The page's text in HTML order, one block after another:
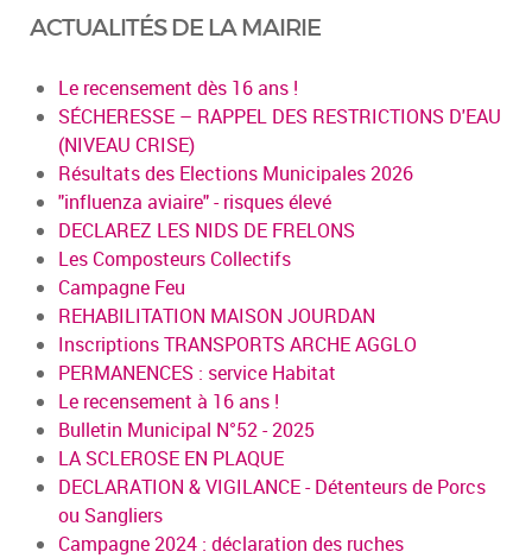
ACTUALITÉS DE LA MAIRIE
Le recensement dès 16 ans !
SÉCHERESSE – RAPPEL DES RESTRICTIONS D'EAU
(NIVEAU CRISE)
Résultats des Elections Municipales 2026
"influenza aviaire" - risques élevé
DECLAREZ LES NIDS DE FRELONS
Les Composteurs Collectifs
Campagne Feu
REHABILITATION MAISON JOURDAN
Inscriptions TRANSPORTS ARCHE AGGLO
PERMANENCES : service Habitat
Le recensement à 16 ans !
Bulletin Municipal N°52 - 2025
LA SCLEROSE EN PLAQUE
DECLARATION & VIGILANCE - Détenteurs de Porcs
ou Sangliers
Campagne 2024 : déclaration des ruches